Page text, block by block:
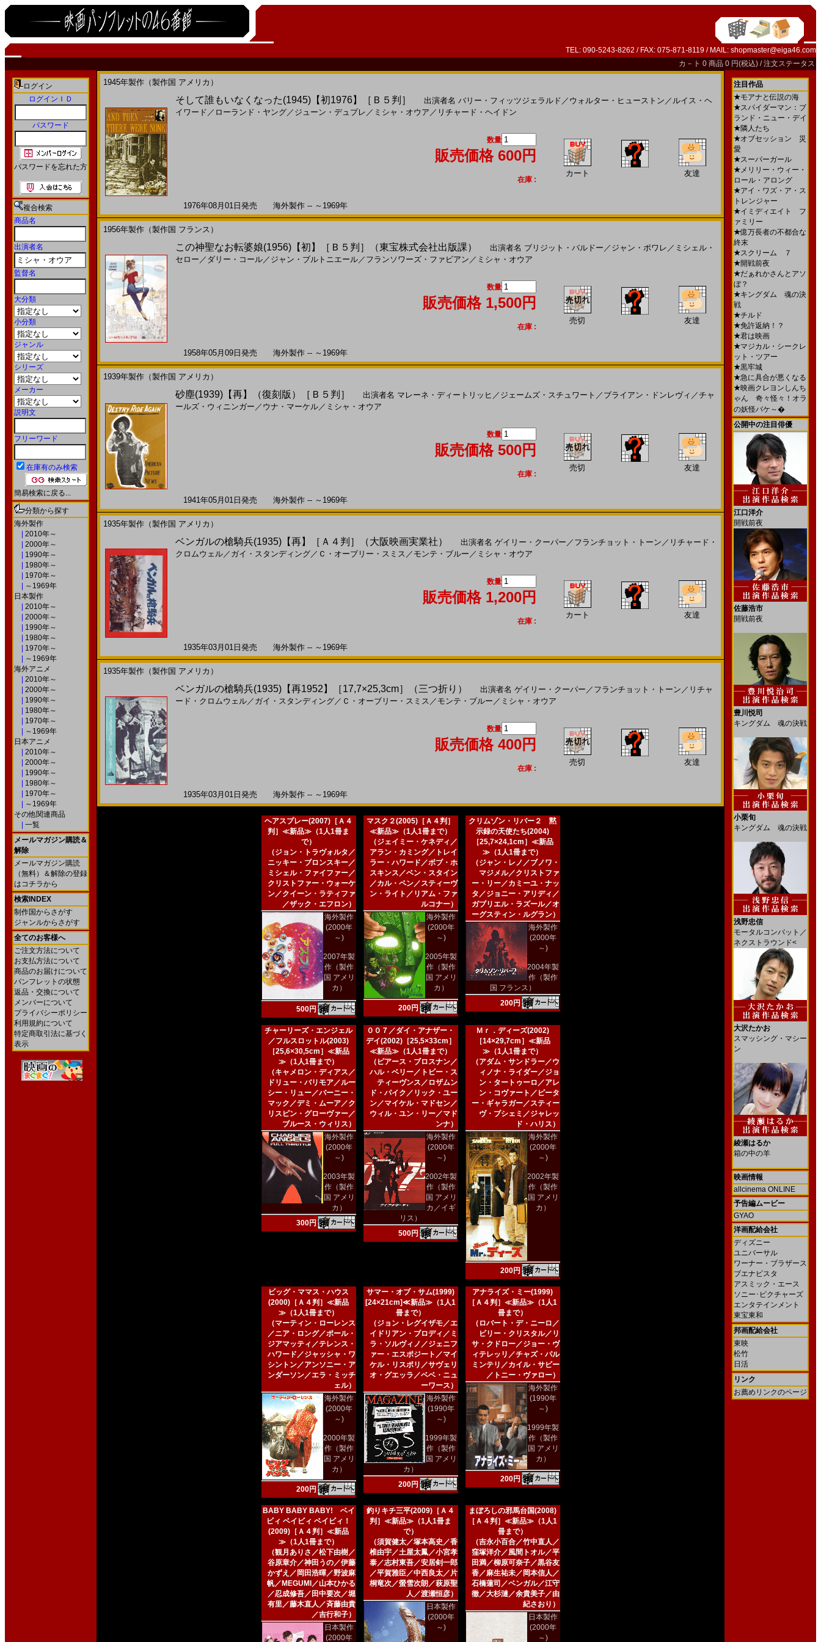
TEL: 090-5243-8262 / FAX: 075-871-8119 / MAIL: shopmaster@eiga46.com
カ－ト 0 商品 0 円(税込) /注文ステータス
ログイン
ログインＩＤ
パスワード
パスワードを忘れた方
複合検索
商品名
出演者名
監督名
大分類
小分類
ジャンル
シリーズ
メーカー
説明文
フリーワード
在庫有のみ検索
簡易検索に戻る...
分類から探す
海外製作
2010年～
2000年～
1990年～
1980年～
1970年～
～1969年
日本製作
2010年～
2000年～
1990年～
1980年～
1970年～
～1969年
海外アニメ
2010年～
2000年～
1990年～
1980年～
1970年～
～1969年
日本アニメ
2010年～
2000年～
1990年～
1980年～
1970年～
～1969年
その他関連商品
一覧
メールマガジン購読＆
解除
メールマガジン購読
（無料）＆解除の登録
はコチラから
検索INDEX
制作国からさがす
ジャンルからさがす
全てのお客様へ
ご注文方法について
お支払方法について
商品のお届けについて
パンフレットの状態
返品・交換について
メンバーについて
プライバシーポリシー
利用規約について
特定商取引法に基づく
表示
1945年製作（製作国 アメリカ）
そして誰もいなくなった(1945)【初1976】［Ｂ５判］ 出演者名 バリー・フィッツジェラルド ／ ウォルター・ヒューストン ／ ルイス・ヘ
イワード ／ ローランド・ヤング／ ジューン・デュプレ ／ ミシャ・オウア ／ リチャード・ヘイドン
数量
販売価格 600円
在庫 :
カート 友達
1976年08月01日発売 海外製作 -- ～1969年
1956年製作（製作国 フランス）
この神聖なお転婆娘(1956)【初】［Ｂ５判］（東宝株式会社出版課） 出演者名 ブリジット・バルドー ／ ジャン・ポワレ ／ ミシェル・
セロー ／ ダリー・コール／ ジャン・ブルトニエール／ フランソワーズ・ファビアン ／ ミシャ・オウア
数量
販売価格 1,500円
在庫 :
売切 友達
1958年05月09日発売 海外製作 -- ～1969年
1939年製作（製作国 アメリカ）
砂塵(1939)【再】（復刻版）［Ｂ５判］ 出演者名 マレーネ・ディートリッヒ ／ ジェームズ・スチュワート ／ ブライアン・ドンレヴィ ／チャ
ールズ・ウィニンガー ／ ウナ・マーケル／ ミシャ・オウア
数量
販売価格 500円
在庫 :
売切 友達
1941年05月01日発売 海外製作 -- ～1969年
1935年製作（製作国 アメリカ）
ベンガルの槍騎兵(1935)【再】［Ａ４判］（大阪映画実業社） 出演者名 ゲイリー・クーパー ／ フランチョット・トーン ／ リチャード・
クロムウェル／ ガイ・スタンディング／ Ｃ・オーブリー・スミス ／ モンテ・ブルー ／ ミシャ・オウア
数量
販売価格 1,200円
在庫 :
カート 友達
1935年03月01日発売 海外製作 -- ～1969年
1935年製作（製作国 アメリカ）
ベンガルの槍騎兵(1935)【再1952】［17,7×25,3cm］（三つ折り） 出演者名 ゲイリー・クーパー ／ フランチョット・トーン ／ リチャ
ード・クロムウェル／ ガイ・スタンディング／ Ｃ・オーブリー・スミス ／ モンテ・ブルー ／ ミシャ・オウア
数量
販売価格 400円
在庫 :
売切 友達
1935年03月01日発売 海外製作 -- ～1969年
ヘアスプレー(2007)［Ａ４
判］≪新品≫（1人1冊ま
で）
（ジョン・トラヴォルタ／
ニッキー・ブロンスキー／
ミシェル・ファイファー／
クリストファー・ウォーケ
ン／クイーン・ラティファ
／ザック・エフロン）
海外製作
(2000年
～)
2007年製
作（製作
国 アメリ
カ）
500円
マスク２(2005)［Ａ４判］
≪新品≫（1人1冊まで）
（ジェイミー・ケネディ／
アラン・カミング／トレイ
ラー・ハワード／ボブ・ホ
スキンス／ベン・スタイン
／カル・ペン／スティーヴ
ン・ライト／リアム・ファ
ルコナー）
海外製作
(2000年
～)
2005年製
作（製作
国 アメリ
カ）
200円
クリムゾン・リバー２ 黙
示録の天使たち(2004)
［25,7×24,1cm］≪新品
≫（1人1冊まで）
（ジャン・レノ／ブノワ・
マジメル／クリストファ
ー・リー／カミーユ・ナッ
タ／ジョニー・アリディ／
ガブリエル・ラズール／オ
ーグスティン・ルグラン）
海外製作
(2000年
～)
2004年製
作（製作
国 フランス）
200円
チャーリーズ・エンジェル
／フルスロットル(2003)
［25,6×30,5cm］≪新品
≫（1人1冊まで）
（キャメロン・ディアス／
ドリュー・バリモア／ルー
シー・リュー／バーニー・
マック／デミ・ムーア／ク
リスピン・グローヴァー／
ブルース・ウィリス）
海外製作
(2000年
～)
2003年製
作（製作
国 アメリ
カ）
300円
００７／ダイ・アナザー・
デイ(2002)［25,5×33cm］
≪新品≫（1人1冊まで）
（ピアース・ブロスナン／
ハル・ベリー／トビー・ス
ティーヴンス／ロザムン
ド・パイク／リック・ユー
ン／マイケル・マドセン／
ウィル・ユン・リー／マド
ンナ）
海外製作
(2000年
～)
2002年製
作（製作
国 アメリ
カ／イギ
リス）
500円
Ｍｒ．ディーズ(2002)
［14×29,7cm］≪新品
≫（1人1冊まで）
（アダム・サンドラー／ウ
ィノナ・ライダー／ジョ
ン・タートゥーロ／アレ
ン・コヴァート／ピータ
ー・ギャラガー／スティー
ヴ・ブシェミ／ジャレッ
ド・ハリス）
海外製作
(2000年
～)
2002年製
作（製作
国 アメリ
カ）
200円
ビッグ・ママス・ハウス
(2000)［Ａ４判］≪新品
≫（1人1冊まで）
（マーティン・ローレンス
／ニア・ロング／ポール・
ジアマッティ／テレンス・
ハワード／ジャッシャ・ワ
シントン／アンソニー・ア
ンダーソン／エラ・ミッチ
ェル）
海外製作
(2000年
～)
2000年製
作（製作
国 アメリ
カ）
200円
サマー・オブ・サム(1999)
[24×21cm]≪新品≫（1人1
冊まで）
（ジョン・レグイザモ／エ
イドリアン・ブロディ／ミ
ラ・ソルヴィノ／ジェニフ
ァー・エスポジート／マイ
ケル・リスポリ／サヴェリ
オ・グエッラ／ベベ・ニュ
ーワース）
海外製作
(1990年
～)
1999年製
作（製作
国 アメリ
カ）
200円
アナライズ・ミー(1999)
［Ａ４判］≪新品≫（1人1
冊まで）
（ロバート・デ・ニーロ／
ビリー・クリスタル／リ
サ・クドロー／ジョー・ヴ
ィテレッリ／チャズ・パル
ミンテリ／カイル・サビー
／トニー・ヴァロー）
海外製作
(1990年
～)
1999年製
作（製作
国 アメリ
カ）
200円
BABY BABY BABY! ベイ
ビィ ベイビィ ベイビィ！
(2009)［Ａ４判］≪新品
≫（1人1冊まで）
（観月ありさ／松下由樹／
谷原章介／神田うの／伊藤
かずえ／岡田浩暉／野波麻
帆／MEGUMI／山本ひかる
／忍成修吾／田中要次／堀
有里／藤木直人／斉藤由貴
／吉行和子）
日本製作
(2000年
釣りキチ三平(2009)［Ａ４
判］≪新品≫（1人1冊ま
で）
（須賀健太／塚本高史／香
椎由宇／土屋太鳳／小宮孝
泰／志村東吾／安居剣一郎
／平賀雅臣／中西良太／片
桐竜次／螢雪次朗／萩原聖
人／渡瀬恒彦）
日本製作
(2000年
～)
まぼろしの邪馬台国(2008)
［Ａ４判］≪新品≫（1人1
冊まで）
（吉永小百合／竹中直人／
窪塚洋介／風間トオル／平
田満／柳原可奈子／黒谷友
香／麻生祐未／岡本信人／
石橋蓮司／ベンガル／江守
徹／大杉漣／余貴美子／由
紀さおり）
日本製作
(2000年
～)
注目作品
★モアナと伝説の海
★スパイダーマン：ブ
ランド・ニュー・デイ
★隣人たち
★オブセッション 災
愛
★スーパーガール
★メリリー・ウィー・
ロール・アロング
★アイ・ワズ・ア・ス
トレンジャー
★イミディエイト フ
ァミリー
★億万長者の不都合な
終末
★スクリーム ７
★開戦前夜
★だぁれかさんとアソ
ぼ？
★キングダム 魂の決
戦
★チルド
★免許返納！？
★君は映画
★マジカル・シークレ
ット・ツアー
★黒牢城
★急に具合が悪くなる
★映画クレヨンしんち
ゃん 奇々怪々！オラ
の妖怪バケ～�
公開中の注目俳優
江口洋介
開戦前夜
佐藤浩市
開戦前夜
豊川悦司
キングダム 魂の決戦
小栗旬
キングダム 魂の決戦
浅野忠信
モータルコンバット／
ネクストラウンド<
大沢たかお
スマッシング・マシー
ン
綾瀬はるか
箱の中の羊
映画情報
allcinema ONLINE
予告編ムービー
GYAO
洋画配給会社
ディズニー
ユニバーサル
ワーナー・ブラザース
ブエナビスタ
アスミック・エース
ソニー･ピクチャーズ
エンタテインメント
東宝東和
邦画配給会社
東映
松竹
日活
リンク
お薦めリンクのページ